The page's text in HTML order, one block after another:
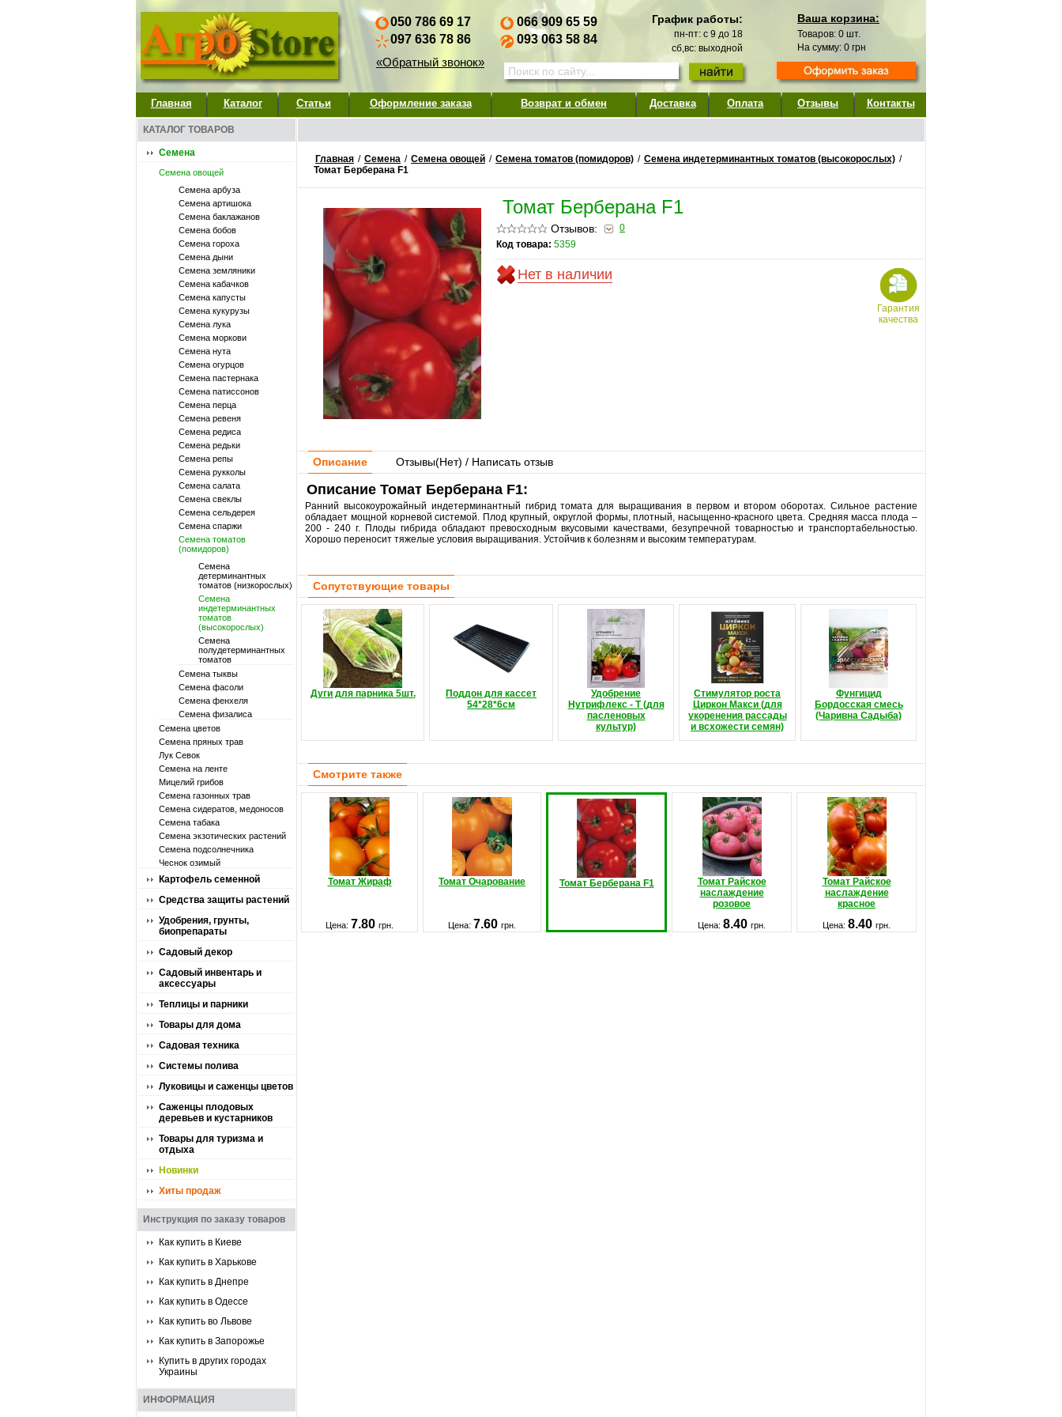
050 786 69 17
097 636 78 86
«Обратный звонок»
066 909 65 59
093 063 58 84
График работы:
пн-пт: с 9 до 18
сб,вс: выходной
Ваша корзина:
Товаров: 0 шт.
На сумму: 0 грн
Главная Каталог Статьи Оформление заказа Возврат и обмен Доставка Оплата Отзывы Контакты
КАТАЛОГ ТОВАРОВ
Семена
Семена овощей
Семена арбуза
Семена артишока
Семена баклажанов
Семена бобов
Семена гороха
Семена дыни
Семена земляники
Семена кабачков
Семена капусты
Семена кукурузы
Семена лука
Семена моркови
Семена нута
Семена огурцов
Семена пастернака
Семена патиссонов
Семена перца
Семена ревеня
Семена редиса
Семена редьки
Семена репы
Семена рукколы
Семена салата
Семена свеклы
Семена сельдерея
Семена спаржи
Семена томатов
(помидоров)
Семена
детерминантных
томатов (низкорослых)
Семена
индетерминантных
томатов
(высокорослых)
Семена
полудетерминантных
томатов
Семена тыквы
Семена фасоли
Семена фенхеля
Семена физалиса
Семена цветов
Семена пряных трав
Лук Севок
Семена на ленте
Мицелий грибов
Семена газонных трав
Семена сидератов, медоносов
Семена табака
Семена экзотических растений
Семена подсолнечника
Чеснок озимый
Картофель семенной
Средства защиты растений
Удобрения, грунты,
биопрепараты
Садовый декор
Садовый инвентарь и
аксессуары
Теплицы и парники
Товары для дома
Садовая техника
Системы полива
Луковицы и саженцы цветов
Саженцы плодовых
деревьев и кустарников
Товары для туризма и
отдыха
Новинки
Хиты продаж
Инструкция по заказу товаров
Как купить в Киеве
Как купить в Харькове
Как купить в Днепре
Как купить в Одессе
Как купить во Львове
Как купить в Запорожье
Купить в других городах
Украины
ИНФОРМАЦИЯ
Главная / Семена / Семена овощей / Семена томатов (помидоров) / Семена индетерминантных томатов (высокорослых) /
Томат Берберана F1
Томат Берберана F1
Отзывов:
0
Код товара: 5359
Нет в наличии
Гарантия
качества
Описание Отзывы(Нет) / Написать отзыв
Описание Томат Берберана F1:
Ранний высокоурожайный индетерминантный гибрид томата для выращивания в первом и втором оборотах. Сильное растение
обладает мощной корневой системой. Плод крупный, округлой формы, плотный, насыщенно-красного цвета. Средняя масса плода –
200 - 240 г. Плоды гибрида обладают превосходным вкусовыми качествами, безупречной товарностью и транспортабельностью.
Хорошо переносит тяжелые условия выращивания. Устойчив к болезням и высоким температурам.
Сопутствующие товары
Дуги для парника 5шт.
Поддон для кассет
54*28*6см
Удобрение
Нутрифлекс - Т (для
пасленовых
культур)
Стимулятор роста
Циркон Макси (для
укоренения рассады
и всхожести семян)
Фунгицид
Бордосская смесь
(Чаривна Садыба)
Смотрите также
Томат Жираф Томат Очарование Томат Берберана F1
Томат Райское
наслаждение
розовое
Томат Райское
наслаждение
красное
Цена: 7.80 грн. Цена: 7.60 грн. Цена: 8.40 грн. Цена: 8.40 грн.